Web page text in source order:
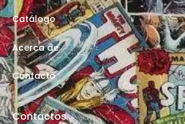
Catálogo
Acerca de
Contacto
Contactos